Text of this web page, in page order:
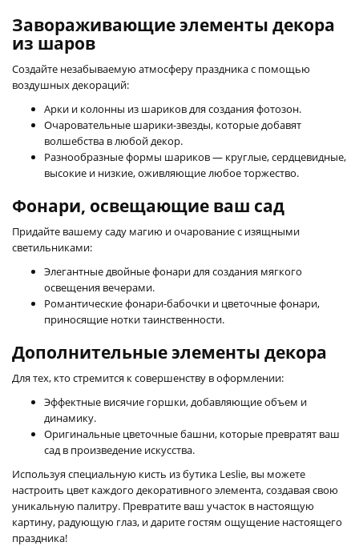
Завораживающие элементы декора
из шаров
Создайте незабываемую атмосферу праздника с помощью
воздушных декораций:
Арки и колонны из шариков для создания фотозон.
Очаровательные шарики-звезды, которые добавят
волшебства в любой декор.
Разнообразные формы шариков — круглые, сердцевидные,
высокие и низкие, оживляющие любое торжество.
Фонари, освещающие ваш сад
Придайте вашему саду магию и очарование с изящными
светильниками:
Элегантные двойные фонари для создания мягкого
освещения вечерами.
Романтические фонари-бабочки и цветочные фонари,
приносящие нотки таинственности.
Дополнительные элементы декора
Для тех, кто стремится к совершенству в оформлении:
Эффектные висячие горшки, добавляющие объем и
динамику.
Оригинальные цветочные башни, которые превратят ваш
сад в произведение искусства.
Используя специальную кисть из бутика Leslie, вы можете
настроить цвет каждого декоративного элемента, создавая свою
уникальную палитру. Превратите ваш участок в настоящую
картину, радующую глаз, и дарите гостям ощущение настоящего
праздника!